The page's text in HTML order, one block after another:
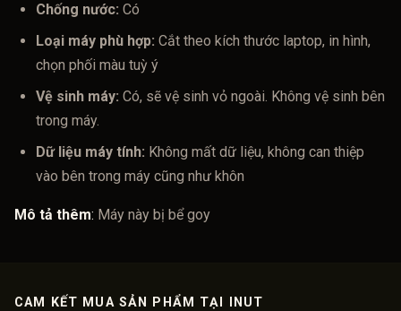
Chống nước: Có
Loại máy phù hợp: Cắt theo kích thước laptop, in hình,
chọn phối màu tuỳ ý
Vệ sinh máy: Có, sẽ vệ sinh vỏ ngoài. Không vệ sinh bên
trong máy.
Dữ liệu máy tính: Không mất dữ liệu, không can thiệp
vào bên trong máy cũng như khôn
Mô tả thêm: Máy này bị bể goy
CAM KẾT MUA SẢN PHẨM TẠI INUT